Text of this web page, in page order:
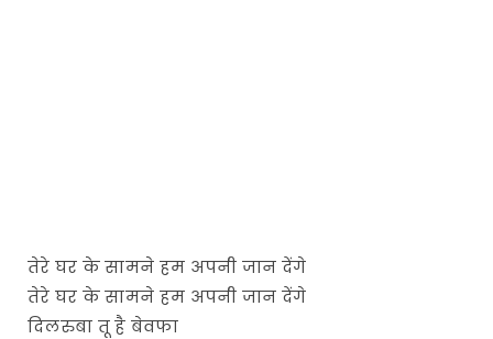
तेरे घर के सामने हम अपनी जान देंगे
तेरे घर के सामने हम अपनी जान देंगे
दिलरुबा तू है बेवफा